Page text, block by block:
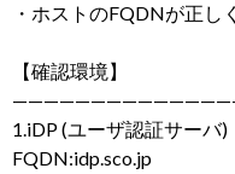
・ホストのFQDNが正し
【確認環境】
1.iDP (ユーザ認証サーバ)
FQDN:idp.sco.jp